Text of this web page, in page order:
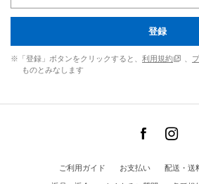
登録
※「登録」ボタンをクリックすると、 利用規約
ものとみなします
ご利用ガイド お支払い 配送・送